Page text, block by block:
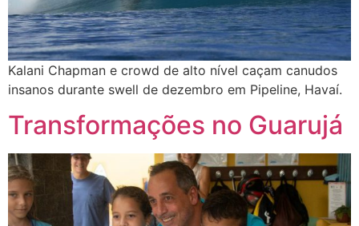
Kalani Chapman e crowd de alto nível caçam canudos
insanos durante swell de dezembro em Pipeline, Havaí.
Transformações no Guarujá